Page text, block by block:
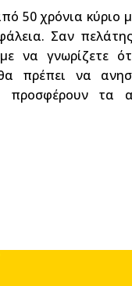
50 χρόνια κύριο
Σαν
να γνωρίζετε
πρέπει να
προσφέρουν τα